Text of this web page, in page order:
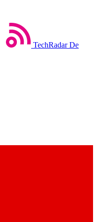
TechRadar De